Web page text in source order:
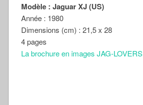
Modèle : Jaguar XJ (US)
Année : 1980
Dimensions (cm) : 21,5 x 28
4 pages
La brochure en images JAG-LOVERS